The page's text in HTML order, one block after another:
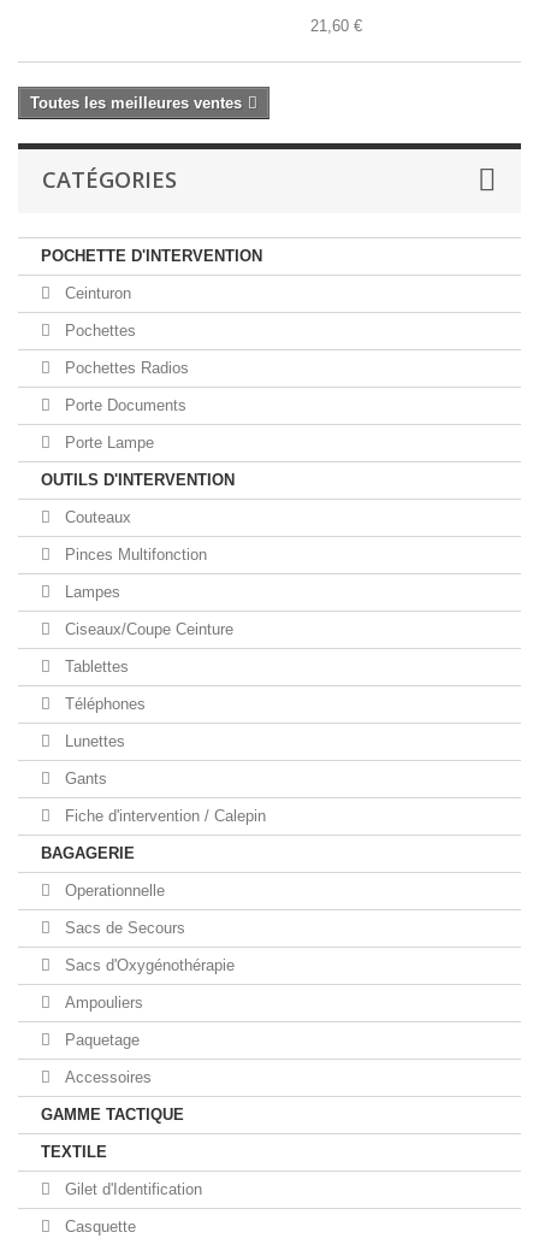
21,60 €
Toutes les meilleures ventes
CATÉGORIES
POCHETTE D'INTERVENTION
Ceinturon
Pochettes
Pochettes Radios
Porte Documents
Porte Lampe
OUTILS D'INTERVENTION
Couteaux
Pinces Multifonction
Lampes
Ciseaux/Coupe Ceinture
Tablettes
Téléphones
Lunettes
Gants
Fiche d'intervention / Calepin
BAGAGERIE
Operationnelle
Sacs de Secours
Sacs d'Oxygénothérapie
Ampouliers
Paquetage
Accessoires
GAMME TACTIQUE
TEXTILE
Gilet d'Identification
Casquette